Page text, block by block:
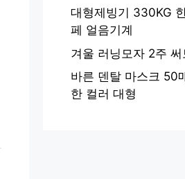
대형제빙기 330KG
페 얼음기계
겨울 러닝모자 2주
바른 덴탈 마스크 50
한 컬러 대형